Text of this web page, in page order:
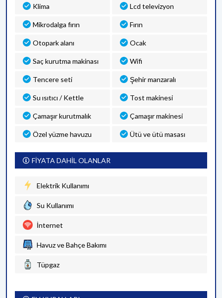
Klima Lcd televizyon
Mikrodalga fırın Fırın
Otopark alanı Ocak
Saç kurutma makinası Wifi
Tencere seti Şehir manzaralı
Su ısıtıcı / Kettle Tost makinesi
Çamaşır kurutmalık Çamaşır makinesi
Özel yüzme havuzu Ütü ve ütü masası
FİYATA DAHİL OLANLAR
Elektrik Kullanımı
Su Kullanımı
İnternet
Havuz ve Bahçe Bakımı
Tüpgaz